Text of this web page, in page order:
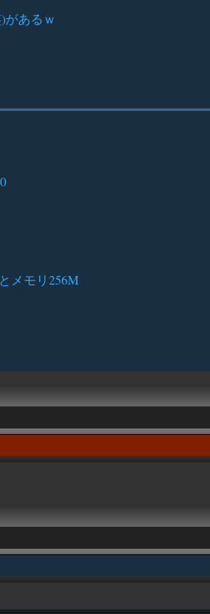
があるｗ
メモリ256M